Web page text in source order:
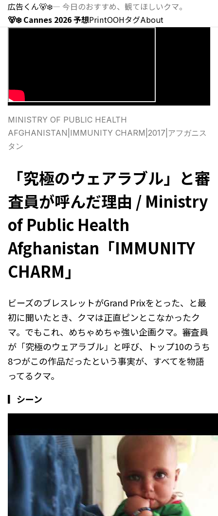
広告くん🐻‍❄️— 今日のおすすめ、観てほしいクマ。
🐻‍❄️ Cannes 2026 予想PrintOOHタグAbout
MINISTRY OF PUBLIC HEALTH
AFGHANISTAN IMMUNITY CHARM 2017 アフガニス
タン
「究極のウェアラブル」と審
査員が呼んだ理由 / Ministry
of Public Health
Afghanistan「IMMUNITY
CHARM」
ビーズのブレスレットがGrand Prixをとった、と最
初に聞いたとき、クマは正直ピンとこなかったク
マ。でもこれ、めちゃめちゃ強い企画クマ。審査員
が「究極のウェアラブル」と呼び、トップ10のうち
8つがこの作品だったという事実が、すべてを物語
ってるクマ。
▎シーン